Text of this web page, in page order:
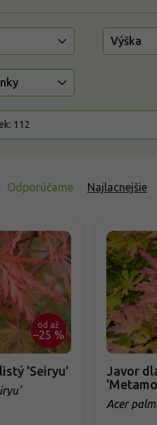
Odporúčame Najlacnejšie
Výška
112
od až
–25 %
'Seiryu'
Javor
Acer